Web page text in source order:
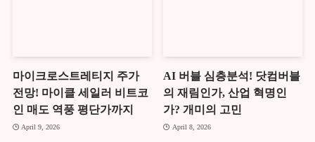
마이크로스트레티지 주가
전망! 마이클 세일러 비트코
인 매도 역풍 평단가까지
April 9, 2026
AI 버블 심층분석! 닷컴버블
의 재림인가, 산업 혁명인
가? 개미의 고민
April 8, 2026